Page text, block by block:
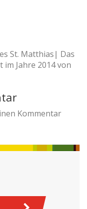
St. Matthias| Das
Jahre 2014 von
Kommentar